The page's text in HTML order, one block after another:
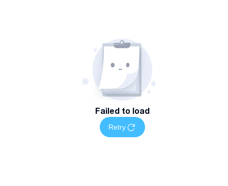
Failed to load
Retry